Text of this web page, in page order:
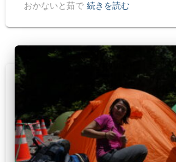
おかないと茹で 続きを読む